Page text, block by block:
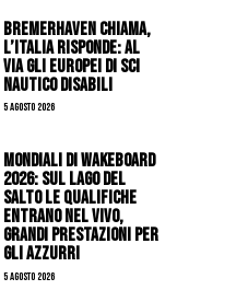
Bremerhaven chiama,
l’Italia risponde: al
via gli Europei di Sci
Nautico Disabili
5 Agosto 2026
Mondiali di Wakeboard
2026: sul Lago del
Salto le qualifiche
entrano nel vivo,
grandi prestazioni per
gli azzurri
5 Agosto 2026